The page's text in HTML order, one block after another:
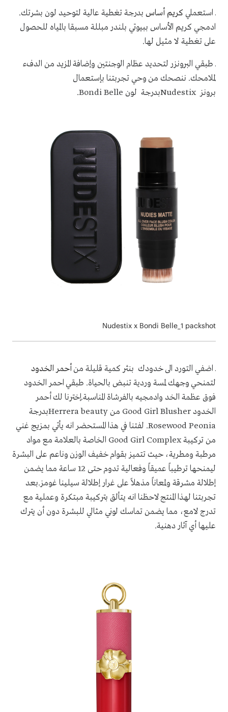
ـ استعملي كريم أساس بدرجة تغطية عالية لتوحيد لون بشرتك.
ادمجي كريم الأساس ببيوتي بلندر مبللة مسبقا بالمياه للحصول
على تغطية لا مثيل لها.
ـ طبقي البرونزر لتحديد عظام الوجنتين وإضافة المزيد من الدفء
لملامحك. ننصحك من وحي تجربتنا بإستعمال
برونز Nudestixبدرجة لون Bondi Belle
.
Nudestix x Bondi Belle_1 packshot
ـ اضفي التورد الى خدودك بنثر كمية قليلة منأحمر الخدود
لتمنحي وجهك لمسة وردية تنبض بالحياة. طبقي احمر الخدود
فوق عظمة الخد وادمجيه بالفرشاة المناسبة.إخترنا لك أحمر
الخدود Good Girl Blusher منHerrera beautyبدرجة
Rosewood Peonia. لفتنا في هذا المستحضر انه يأتي بمزيج غني
من تركيبةGood Girl Complex الخاصة بالعلامة مع مواد
مرطبة ومطرية، حيث تتميز بقوام خفيف الوزن وناعم على البشرة
ليمنحها ترطيباً عميقاً وفعالية تدوم حتى 12 ساعة مما يضمن
إطلالة مشرقة ولمعاناً مذهلاً على غرار إطلالة سيلينا غومز.بعد
تجربتنا لهذا المنتج لاحظنا انه يتألق بتركيبة مبتكرة وعملية مع
تدرج لامع، مما يضمن تماسك لوني مثالي للبشرة دون أن يترك
عليها أي آثار دهنية.